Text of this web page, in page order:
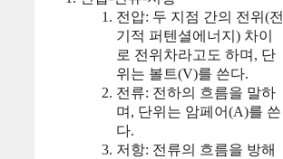
전압: 두 지점 간의 전위(전
기적 퍼텐셜에너지) 차이
로 전위차라고도 하며, 단
위는 볼트(V)를 쓴다.
전류: 전하의 흐름을 말하
며, 단위는 암페어(A)를 쓴
다.
저항: 전류의 흐름을 방해